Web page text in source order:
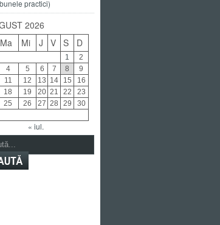
practici)
2026
Ma Mi J V S D
1
2
4 5 6 7 8
9
11 12 13 14 15
16
18 19 20 21 22
23
25 26 27 28 29
30
« iul.